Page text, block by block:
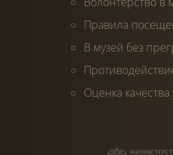
Правила
В музей без
Оценка качества